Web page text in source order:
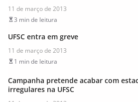
11 de março de 2013
3 min de leitura
UFSC entra em greve
11 de março de 2013
1 min de leitura
Campanha pretende acabar com
irregulares na UFSC